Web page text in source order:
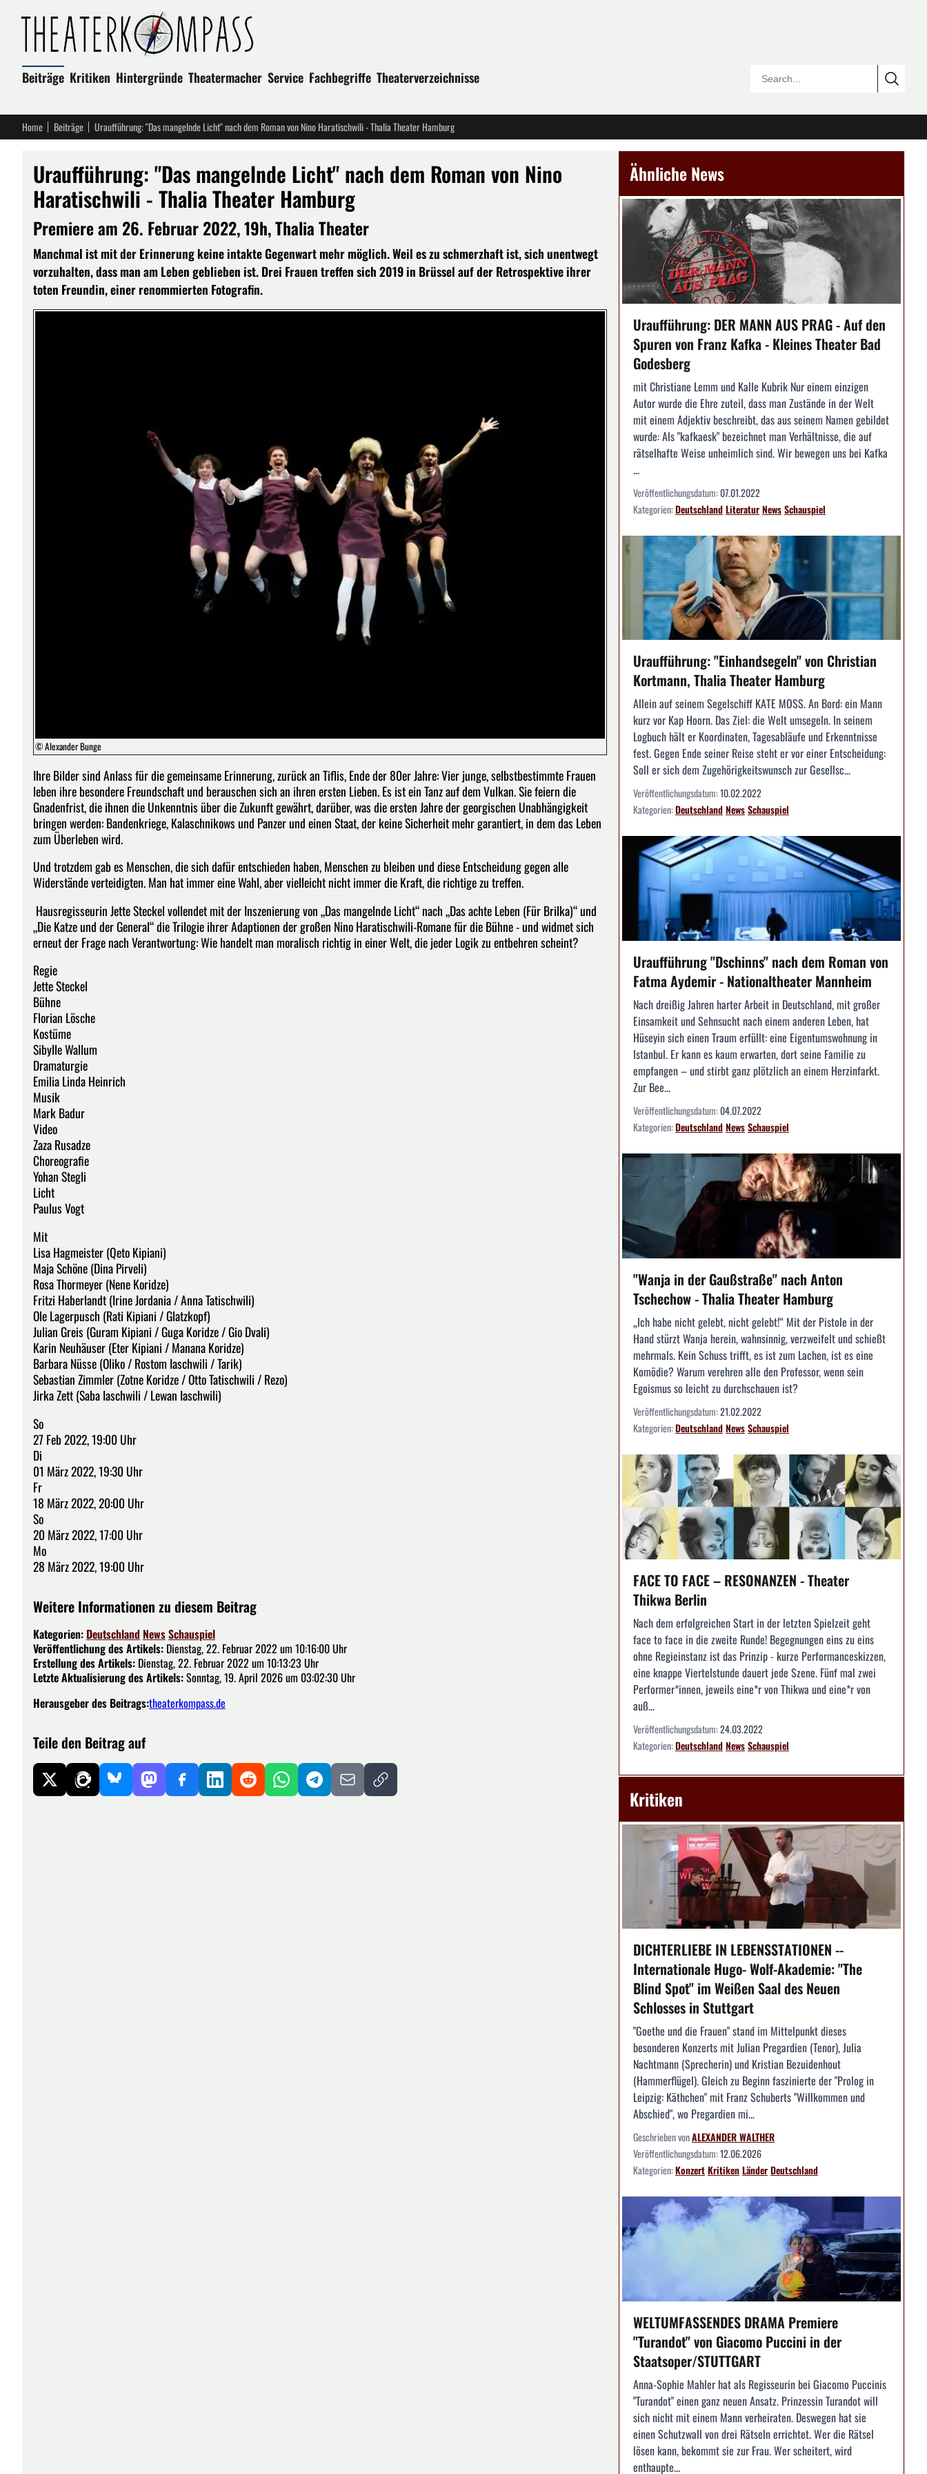
Beiträge Kritiken Hintergründe Theatermacher Service Fachbegriffe Theaterverzeichnisse
Home Beiträge Uraufführung: "Das mangelnde Licht" nach dem Roman von Nino Haratischwili - Thalia Theater Hamburg
Uraufführung: "Das mangelnde Licht" nach dem Roman von Nino
Haratischwili - Thalia Theater Hamburg
Premiere am 26. Februar 2022, 19h, Thalia Theater
Manchmal ist mit der Erinnerung keine intakte Gegenwart mehr möglich. Weil es zu schmerzhaft ist, sich unentwegt
vorzuhalten, dass man am Leben geblieben ist. Drei Frauen treffen sich 2019 in Brüssel auf der Retrospektive ihrer
toten Freundin, einer renommierten Fotografin.
© Alexander Bunge
Ihre Bilder sind Anlass für die gemeinsame Erinnerung, zurück an Tiflis, Ende der 80er Jahre: Vier junge, selbstbestimmte Frauen
leben ihre besondere Freundschaft und berauschen sich an ihren ersten Lieben. Es ist ein Tanz auf dem Vulkan. Sie feiern die
Gnadenfrist, die ihnen die Unkenntnis über die Zukunft gewährt, darüber, was die ersten Jahre der georgischen Unabhängigkeit
bringen werden: Bandenkriege, Kalaschnikows und Panzer und einen Staat, der keine Sicherheit mehr garantiert, in dem das Leben
zum Überleben wird.
Und trotzdem gab es Menschen, die sich dafür entschieden haben, Menschen zu bleiben und diese Entscheidung gegen alle
Widerstände verteidigten. Man hat immer eine Wahl, aber vielleicht nicht immer die Kraft, die richtige zu treffen.
Hausregisseurin Jette Steckel vollendet mit der Inszenierung von „Das mangelnde Licht“ nach „Das achte Leben (Für Brilka)“ und
„Die Katze und der General“ die Trilogie ihrer Adaptionen der großen Nino Haratischwili-Romane für die Bühne - und widmet sich
erneut der Frage nach Verantwortung: Wie handelt man moralisch richtig in einer Welt, die jeder Logik zu entbehren scheint?
Regie
Jette Steckel
Bühne
Florian Lösche
Kostüme
Sibylle Wallum
Dramaturgie
Emilia Linda Heinrich
Musik
Mark Badur
Video
Zaza Rusadze
Choreografie
Yohan Stegli
Licht
Paulus Vogt
Mit
Lisa Hagmeister (Qeto Kipiani)
Maja Schöne (Dina Pirveli)
Rosa Thormeyer (Nene Koridze)
Fritzi Haberlandt (Irine Jordania / Anna Tatischwili)
Ole Lagerpusch (Rati Kipiani / Glatzkopf)
Julian Greis (Guram Kipiani / Guga Koridze / Gio Dvali)
Karin Neuhäuser (Eter Kipiani / Manana Koridze)
Barbara Nüsse (Oliko / Rostom Iaschwili / Tarik)
Sebastian Zimmler (Zotne Koridze / Otto Tatischwili / Rezo)
Jirka Zett (Saba Iaschwili / Lewan Iaschwili)
So
27 Feb 2022, 19:00 Uhr
Di
01 März 2022, 19:30 Uhr
Fr
18 März 2022, 20:00 Uhr
So
20 März 2022, 17:00 Uhr
Mo
28 März 2022, 19:00 Uhr
Weitere Informationen zu diesem Beitrag
Kategorien: Deutschland NewsSchauspiel
Veröffentlichung des Artikels: Dienstag, 22. Februar 2022 um 10:16:00 Uhr
Erstellung des Artikels: Dienstag, 22. Februar 2022 um 10:13:23 Uhr
Letzte Aktualisierung des Artikels:Sonntag, 19. April 2026 um 03:02:30 Uhr
Herausgeber des Beitrags:theaterkompass.de
Teile den Beitrag auf
Ähnliche News
Uraufführung: DER MANN AUS PRAG - Auf den
Spuren von Franz Kafka - Kleines Theater Bad
Godesberg
mit Christiane Lemm und Kalle Kubrik Nur einem einzigen
Autor wurde die Ehre zuteil, dass man Zustände in der Welt
mit einem Adjektiv beschreibt, das aus seinem Namen gebildet
wurde: Als "kafkaesk" bezeichnet man Verhältnisse, die auf
rätselhafte Weise unheimlich sind. Wir bewegen uns bei Kafka
...
Veröffentlichungsdatum:07.01.2022
Kategorien:DeutschlandLiteraturNewsSchauspiel
Uraufführung: "Einhandsegeln" von Christian
Kortmann, Thalia Theater Hamburg
Allein auf seinem Segelschiff KATE MOSS. An Bord: ein Mann
kurz vor Kap Hoorn. Das Ziel: die Welt umsegeln. In seinem
Logbuch hält er Koordinaten, Tagesabläufe und Erkenntnisse
fest. Gegen Ende seiner Reise steht er vor einer Entscheidung:
Soll er sich dem Zugehörigkeitswunsch zur Gesellsc...
Veröffentlichungsdatum:10.02.2022
Kategorien:DeutschlandNewsSchauspiel
Uraufführung "Dschinns" nach dem Roman von
Fatma Aydemir - Nationaltheater Mannheim
Nach dreißig Jahren harter Arbeit in Deutschland, mit großer
Einsamkeit und Sehnsucht nach einem anderen Leben, hat
Hüseyin sich einen Traum erfüllt: eine Eigentumswohnung in
Istanbul. Er kann es kaum erwarten, dort seine Familie zu
empfangen – und stirbt ganz plötzlich an einem Herzinfarkt.
Zur Bee...
Veröffentlichungsdatum:04.07.2022
Kategorien:DeutschlandNewsSchauspiel
"Wanja in der Gaußstraße" nach Anton
Tschechow - Thalia Theater Hamburg
„Ich habe nicht gelebt, nicht gelebt!“ Mit der Pistole in der
Hand stürzt Wanja herein, wahnsinnig, verzweifelt und schießt
mehrmals. Kein Schuss trifft, es ist zum Lachen, ist es eine
Komödie? Warum verehren alle den Professor, wenn sein
Egoismus so leicht zu durchschauen ist?
Veröffentlichungsdatum:21.02.2022
Kategorien:DeutschlandNewsSchauspiel
FACE TO FACE – RESONANZEN - Theater
Thikwa Berlin
Nach dem erfolgreichen Start in der letzten Spielzeit geht
face to face in die zweite Runde! Begegnungen eins zu eins
ohne Regieinstanz ist das Prinzip - kurze Performanceskizzen,
eine knappe Viertelstunde dauert jede Szene. Fünf mal zwei
Performer*innen, jeweils eine*r von Thikwa und eine*r von
auß...
Veröffentlichungsdatum:24.03.2022
Kategorien:DeutschlandNewsSchauspiel
Kritiken
DICHTERLIEBE IN LEBENSSTATIONEN --
Internationale Hugo- Wolf-Akademie: "The
Blind Spot" im Weißen Saal des Neuen
Schlosses in Stuttgart
"Goethe und die Frauen" stand im Mittelpunkt dieses
besonderen Konzerts mit Julian Pregardien (Tenor), Julia
Nachtmann (Sprecherin) und Kristian Bezuidenhout
(Hammerflügel). Gleich zu Beginn faszinierte der "Prolog in
Leipzig: Käthchen" mit Franz Schuberts "Willkommen und
Abschied", wo Pregardien mi...
Geschrieben vonALEXANDER WALTHER
Veröffentlichungsdatum:12.06.2026
Kategorien:KonzertKritikenLänderDeutschland
WELTUMFASSENDES DRAMA Premiere
"Turandot" von Giacomo Puccini in der
Staatsoper/STUTTGART
Anna-Sophie Mahler hat als Regisseurin bei Giacomo Puccinis
"Turandot" einen ganz neuen Ansatz. Prinzessin Turandot will
sich nicht mit einem Mann verheiraten. Deswegen hat sie
einen Schutzwall von drei Rätseln errichtet. Wer die Rätsel
lösen kann, bekommt sie zur Frau. Wer scheitert, wird
enthaupte...